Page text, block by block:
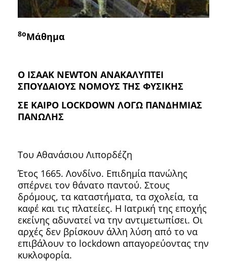
8oΜάθημα
Ο ΙΣΑΑΚ NEWTON ΑΝΑΚΑΛΥΠΤΕΙ
ΣΠΟΥΔΑΙΟΥΣ ΝΟΜΟΥΣ ΤΗΣ ΦΥΣΙΚΗΣ
ΣΕ ΚΑΙΡΟ LOCKDOWN ΛΟΓΩ ΠΑΝΔΗΜΙΑΣ
ΠΑΝΩΛΗΣ
Του Αθανάσιου Λιπορδέζη
Έτος 1665. Λονδίνο. Επιδημία πανώλης
σπέρνει τον θάνατο παντού. Στους
δρόμους, τα καταστήματα, τα σχολεία, τα
καφέ και τις πλατείες. Η Ιατρική της εποχής
εκείνης αδυνατεί να την αντιμετωπίσει. Οι
αρχές δεν βρίσκουν άλλη λύση από το να
επιβάλουν το lockdown απαγορεύοντας την
κυκλοφορία.